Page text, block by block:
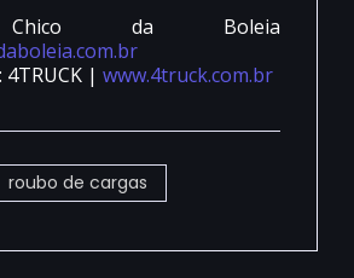
Chico da Boleia
| www.4truck.com.br
roubo de cargas